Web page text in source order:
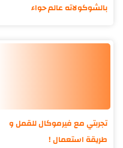
بالشوكولاته عالم حواء
تجربتي مع فيرموكال للقمل و
طريقة استعمال !